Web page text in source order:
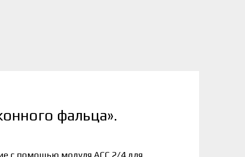
фальца».
с помощью модуля ACC 2/4 для